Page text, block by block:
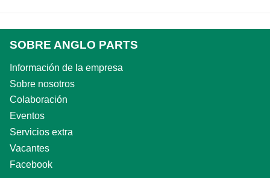
SOBRE ANGLO PARTS
Información de la empresa
Sobre nosotros
Colaboración
Eventos
Servicios extra
Vacantes
Facebook